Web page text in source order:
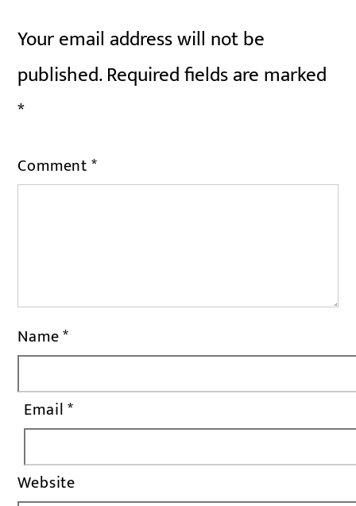
Your email address will not be
published.Required fields are marked
*
Comment*
Name*
Email*
Website